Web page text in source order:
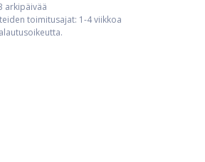
arkipäivää
toimitusajat: 1-4 viikkoa